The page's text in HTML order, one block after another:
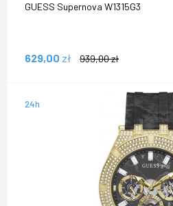
GUESS Supernova W1315G3
629,00 zł 939,00zł
24h